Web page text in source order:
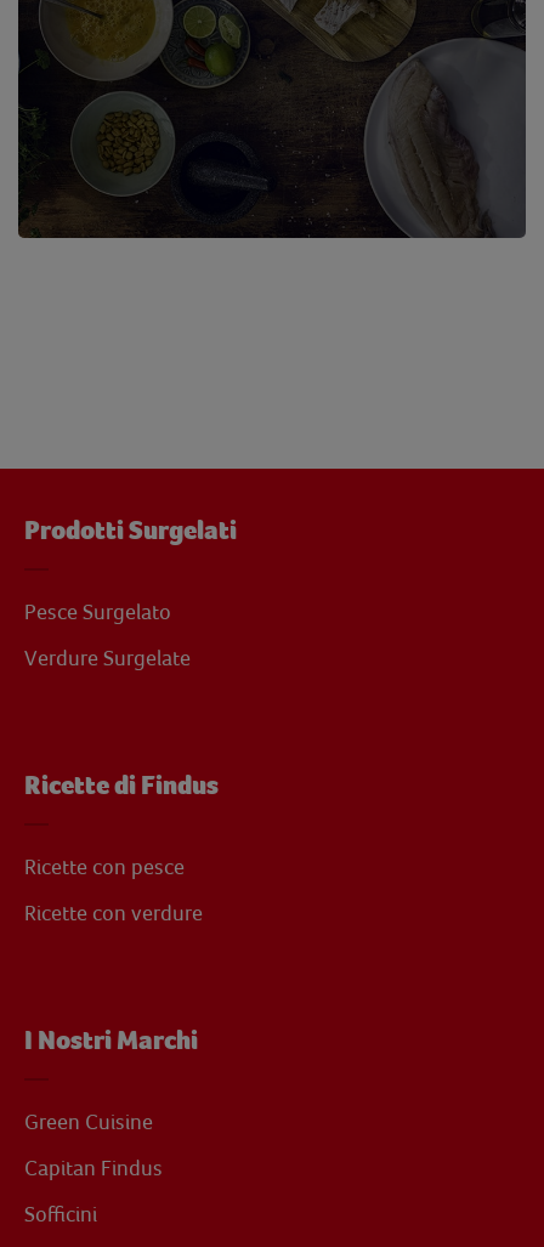
Prodotti Surgelati
Pesce Surgelato
Verdure Surgelate
Ricette di Findus
Ricette con pesce
Ricette con verdure
I Nostri Marchi
Green Cuisine
Capitan Findus
Sofficini